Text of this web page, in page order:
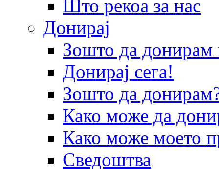
Што рекоа за нас
Донирај
Зошто да
Донирај сега!
Зошто да
Како може да
Како може моето
Сведоштва